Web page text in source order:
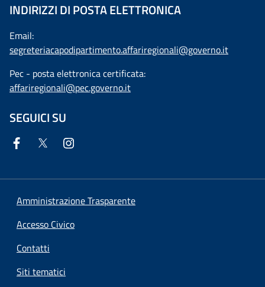
INDIRIZZI DI POSTA ELETTRONICA
Email:
segreteriacapodipartimento.affariregionali@governo.it
Pec - posta elettronica certificata:
affariregionali@pec.governo.it
SEGUICI SU
Amministrazione Trasparente
Accesso Civico
Contatti
Siti tematici